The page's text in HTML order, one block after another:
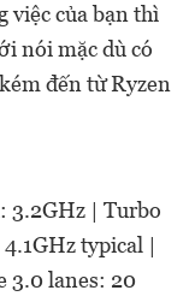
việc của bạn thì
nói mặc dù có
đến từ Ryzen
3.2GHz | Turbo
typical |
3.0 lanes: 20